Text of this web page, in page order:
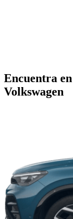
Encuentra
Volkswagen